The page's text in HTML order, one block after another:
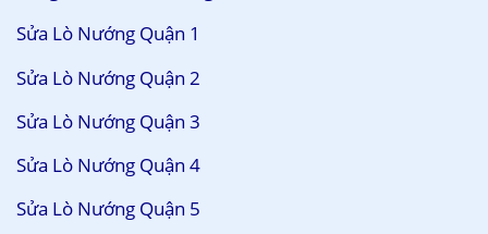
Sửa Lò Nướng Quận 1
Sửa Lò Nướng Quận 2
Sửa Lò Nướng Quận 3
Sửa Lò Nướng Quận 4
Sửa Lò Nướng Quận 5